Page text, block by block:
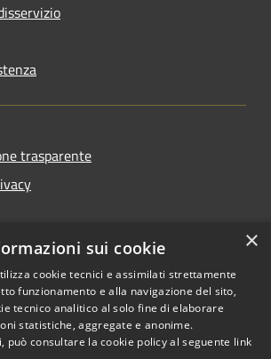
trasparente
accessibilità
Copyright © 2026 • Comune di
San Vero Milis • Powered by
×
sui cookie
cookie tecnici e assimilati strettamente
funzionamento e alla navigazione del sito,
tecnico analitico al solo fine di elaborare
statistiche, aggregate e anonime.
può consultare la cookie policy al seguente link